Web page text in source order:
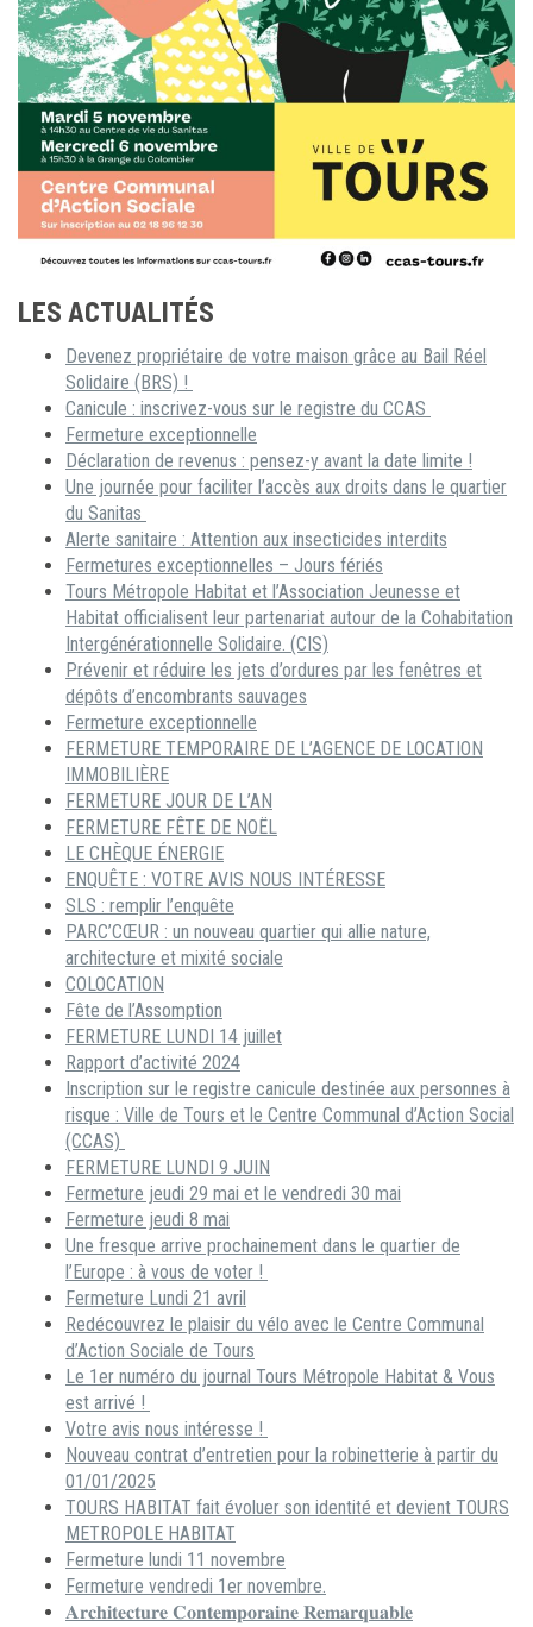
LES ACTUALITÉS
Devenez propriétaire de votre maison grâce au Bail Réel
Solidaire (BRS) !
Canicule : inscrivez-vous sur le registre du CCAS
Fermeture exceptionnelle
Déclaration de revenus : pensez-y avant la date limite !
Une journée pour faciliter l’accès aux droits dans le quartier
du Sanitas
Alerte sanitaire : Attention aux insecticides interdits
Fermetures exceptionnelles – Jours fériés
Tours Métropole Habitat et l’Association Jeunesse et
Habitat officialisent leur partenariat autour de la Cohabitation
Intergénérationnelle Solidaire. (CIS)
Prévenir et réduire les jets d’ordures par les fenêtres et
dépôts d’encombrants sauvages
Fermeture exceptionnelle
FERMETURE TEMPORAIRE DE L’AGENCE DE LOCATION
IMMOBILIÈRE
FERMETURE JOUR DE L’AN
FERMETURE FÊTE DE NOËL
LE CHÈQUE ÉNERGIE
ENQUÊTE : VOTRE AVIS NOUS INTÉRESSE
SLS : remplir l’enquête
PARC’CŒUR : un nouveau quartier qui allie nature,
architecture et mixité sociale
COLOCATION
Fête de l’Assomption
FERMETURE LUNDI 14 juillet
Rapport d’activité 2024
Inscription sur le registre canicule destinée aux personnes à
risque : Ville de Tours et le Centre Communal d’Action Social
(CCAS)
FERMETURE LUNDI 9 JUIN
Fermeture jeudi 29 mai et le vendredi 30 mai
Fermeture jeudi 8 mai
Une fresque arrive prochainement dans le quartier de
l’Europe : à vous de voter !
Fermeture Lundi 21 avril
Redécouvrez le plaisir du vélo avec le Centre Communal
d’Action Sociale de Tours
Le 1er numéro du journal Tours Métropole Habitat & Vous
est arrivé !
Votre avis nous intéresse !
Nouveau contrat d’entretien pour la robinetterie à partir du
01/01/2025
TOURS HABITAT fait évoluer son identité et devient TOURS
METROPOLE HABITAT
Fermeture lundi 11 novembre
Fermeture vendredi 1er novembre.
𝐀𝐫𝐜𝐡𝐢𝐭𝐞𝐜𝐭𝐮𝐫𝐞 𝐂𝐨𝐧𝐭𝐞𝐦𝐩𝐨𝐫𝐚𝐢𝐧𝐞 𝐑𝐞𝐦𝐚𝐫𝐪𝐮𝐚𝐛𝐥𝐞